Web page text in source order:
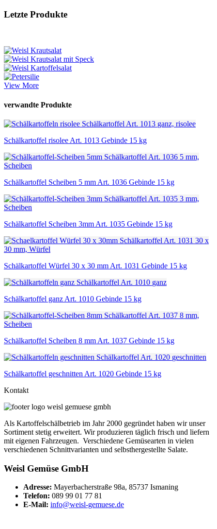
Letzte Produkte
View More
verwandte Produkte
Schälkartoffel Art. 1013 ganz, risolee
Schälkartoffel risolee Art. 1013 Gebinde 15 kg
Schälkartoffel Art. 1036 5 mm,
Scheiben
Schälkartoffel Scheiben 5 mm Art. 1036 Gebinde 15 kg
Schälkartoffel Art. 1035 3 mm,
Scheiben
Schälkartoffel Scheiben 3mm Art. 1035 Gebinde 15 kg
Schälkartoffel Art. 1031 30 x
30 mm, Würfel
Schälkartoffel Würfel 30 x 30 mm Art. 1031 Gebinde 15 kg
Schälkartoffel Art. 1010 ganz
Schälkartoffel ganz Art. 1010 Gebinde 15 kg
Schälkartoffel Art. 1037 8 mm,
Scheiben
Schälkartoffel Scheiben 8 mm Art. 1037 Gebinde 15 kg
Schälkartoffel Art. 1020 geschnitten
Schälkartoffel geschnitten Art. 1020 Gebinde 15 kg
Kontakt
Als Kartoffelschälbetrieb im Jahr 2000 gegründet haben wir unser
Sortiment stetig erweitert. Wir produzieren täglich frisch und liefern
mit eigenen Fahrzeugen. Verschiedene Gemüsearten in vielen
verschiedenen Schnittvarianten und selbsthergestellte Salate.
Weisl Gemüse GmbH
Adresse: Mayerbacherstraße 98a, 85737 Ismaning
Telefon: 089 99 01 77 81
E-Mail: info@weisl-gemuese.de